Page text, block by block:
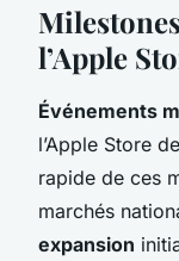
l’Apple
Événements
l’Apple Store
rapide de ces
marchés
expansion